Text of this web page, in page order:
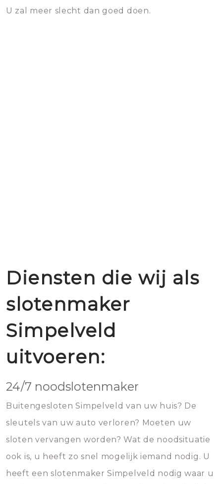
U zal meer slecht dan goed doen.
Diensten die wij als
slotenmaker
Simpelveld
uitvoeren:
24/7 noodslotenmaker
Buitengesloten Simpelveld van uw huis? De
sleutels van uw auto verloren? Moeten uw
sloten vervangen worden? Wat de noodsituatie
ook is, u heeft zo snel mogelijk iemand nodig. U
heeft een slotenmaker Simpelveld nodig waar u